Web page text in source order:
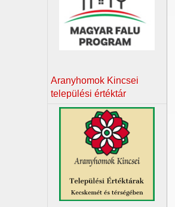
Aranyhomok Kincsei
települési értéktár